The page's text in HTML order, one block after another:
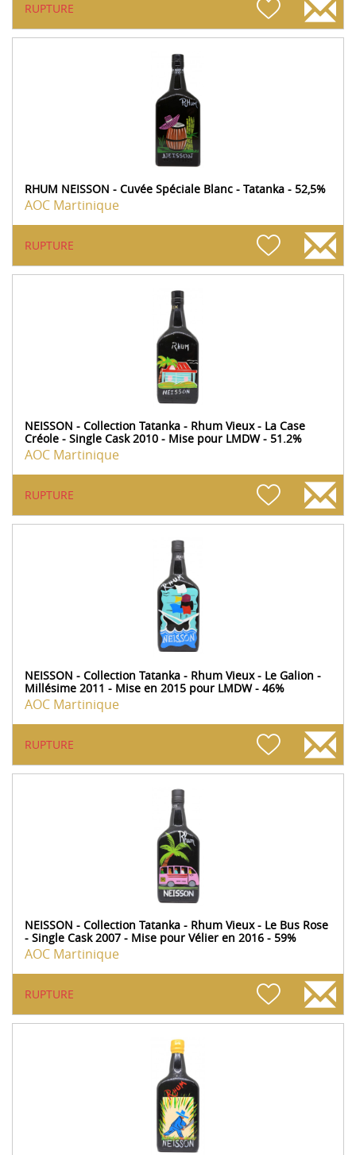
RUPTURE
RHUM NEISSON - Cuvée Spéciale Blanc - Tatanka - 52,5%
AOC Martinique
RUPTURE
NEISSON - Collection Tatanka - Rhum Vieux - La Case
Créole - Single Cask 2010 - Mise pour LMDW - 51.2%
AOC Martinique
RUPTURE
NEISSON - Collection Tatanka - Rhum Vieux - Le Galion -
Millésime 2011 - Mise en 2015 pour LMDW - 46%
AOC Martinique
RUPTURE
NEISSON - Collection Tatanka - Rhum Vieux - Le Bus Rose
- Single Cask 2007 - Mise pour Vélier en 2016 - 59%
AOC Martinique
RUPTURE